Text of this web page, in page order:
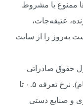
ممنوع یا مشروط
عتیقه‌جات،
به‌روز را از سایت
حقوق صادراتی
هستند (مانند سنگ معدن، پوست خام). نرخ تعرفه ۰.۵ تا
و صنایع دستی